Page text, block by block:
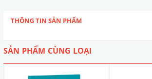
THÔNG TIN SẢN PHẨM
SẢN PHẨM CÙNG LOẠI